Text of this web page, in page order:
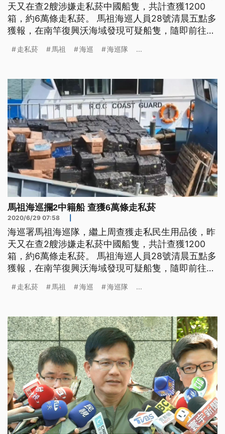
天又在查2艘涉嫌走私菸中國船隻，共計查獲1200
箱，約6萬條走私菸。 馬祖海巡人員28號清晨五點多
獲報，在南竿復興沃海域發現可疑船隻，隨即前往察
私菸的還不只這一艘，上午八點多，在南竿津沙外海
一共查獲1200箱，大約6萬條走私菸，市值約6000
萬元。不只如此，就怕
走私菸 馬祖 海巡 海巡隊 ...
馬祖海巡攔2中籍船 查獲6萬條走私菸
2020/6/29 07:58
海巡署馬祖海巡隊，繼上周查獲走私民生用品後，昨
天又在查2艘涉嫌走私菸中國船隻，共計查獲1200
箱，約6萬條走私菸。 馬祖海巡人員28號清晨五點多
獲報，在南竿復興沃海域發現可疑船隻，隨即前往察
私菸的還不只這一艘，上午八點多，在南竿津沙外海
一共查獲1200箱，大約6萬條走私菸，市值約6000
萬元。不只如此，就怕
走私菸 馬祖 海巡 海巡隊 ...